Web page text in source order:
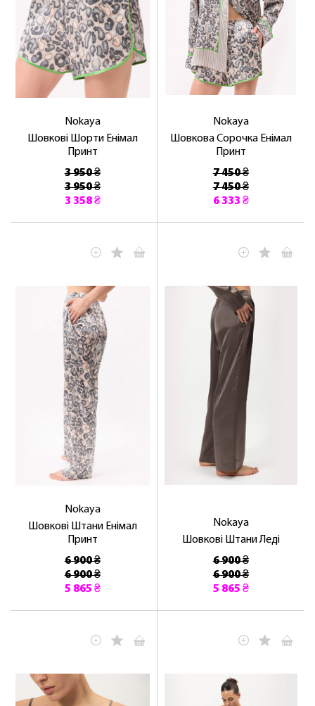
Nokaya
Шовкові Шорти Енімал
Принт
3 950 ₴
3 950 ₴
3 358 ₴
Nokaya
Шовкова Сорочка Енімал
Принт
7 450 ₴
7 450 ₴
6 333 ₴
Nokaya
Шовкові Штани Енімал
Принт
6 900 ₴
6 900 ₴
5 865 ₴
Nokaya
Шовкові Штани Леді
6 900 ₴
6 900 ₴
5 865 ₴